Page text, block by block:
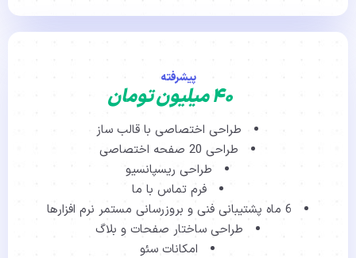
پیشرفته
۴۰ میلیون تومان
طراحی اختصاصی با قالب ساز
طراحی 20 صفحه اختصاصی
طراحی ریسپانسیو
فرم تماس با ما
6 ماه پشتیبانی فنی و بروزرسانی مستمر نرم افزارها
طراحی ساختار صفحات و بلاگ
امکانات سئو